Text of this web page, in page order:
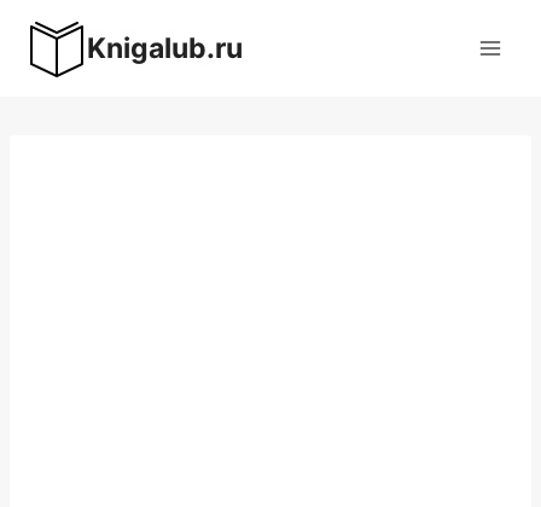
содержимому
Knigalub.ru